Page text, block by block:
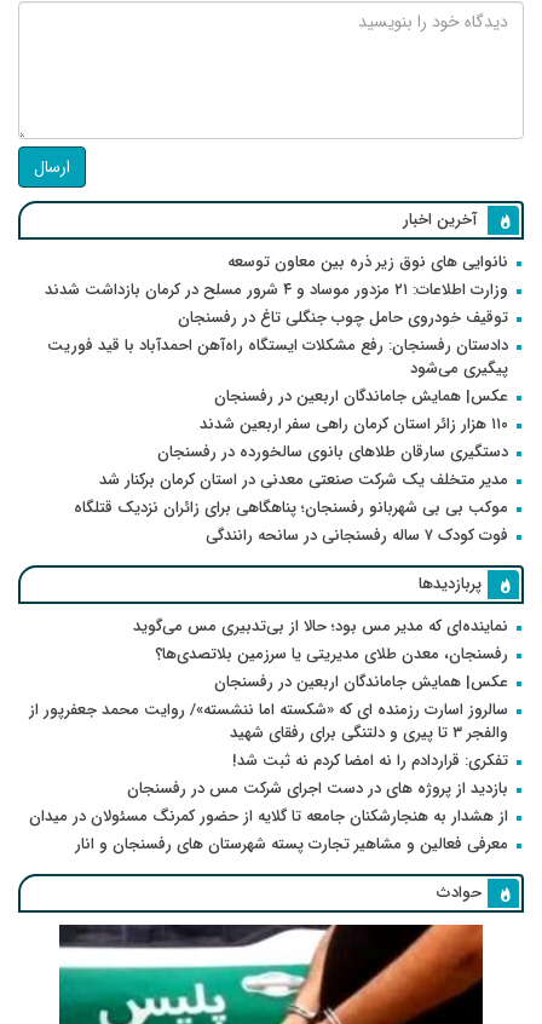
ارسال
آخرین اخبار
نانوایی های نوق زیر ذره بین معاون توسعه
وزارت اطلاعات: ۲۱ مزدور موساد و ۴ شرور مسلح در کرمان بازداشت شدند
توقیف خودروی حامل چوب جنگلی تاغ در رفسنجان
دادستان رفسنجان: رفع مشکلات ایستگاه راه‌آهن احمدآباد با قید فوریت
پیگیری می‌شود
عکس| همایش جاماندگان اربعین در رفسنجان
۱۱۰ هزار زائر استان کرمان راهی سفر اربعین شدند
دستگیری سارقان طلاهای بانوی سالخورده در رفسنجان
مدیر متخلف یک شرکت صنعتی معدنی در استان کرمان برکنار شد
موکب بی بی شهربانو رفسنجان؛ پناهگاهی برای زائران نزدیک قتلگاه
فوت کودک ۷ ساله رفسنجانی در سانحه رانندگی
پربازدیدها
نماینده‌ای که مدیر مس بود؛ حالا از بی‌تدبیری مس می‌گوید
رفسنجان، معدن طلای مدیریتی یا سرزمین بلاتصدی‌ها؟
عکس| همایش جاماندگان اربعین در رفسنجان
سالروز اسارت رزمنده ای که «شکسته اما ننشسته»/ روایت محمد جعفرپور از
والفجر ۳ تا پیری و دلتنگی برای رفقای شهید
تفکری: قراردادم را نه امضا کردم نه ثبت شد!
بازدید از پروژه های در دست اجرای شرکت مس در رفسنجان
از هشدار به هنجارشکنان جامعه تا گلایه از حضور کمرنگ مسئولان در میدان
معرفی فعالین و مشاهیر تجارت پسته شهرستان های رفسنجان و انار
حوادث